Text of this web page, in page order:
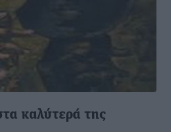
καλύτερά της